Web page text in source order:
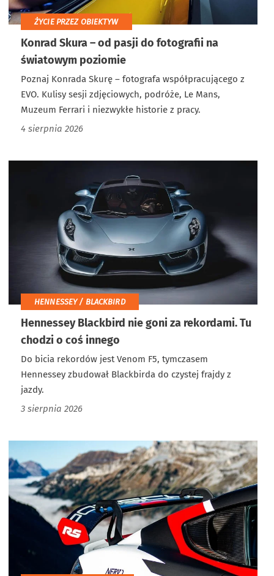
ŻYCIE PRZEZ OBIEKTYW
Konrad Skura – od pasji do fotografii na
światowym poziomie
Poznaj Konrada Skurę – fotografa współpracującego z
EVO. Kulisy sesji zdjęciowych, podróże, Le Mans,
Muzeum Ferrari i niezwykłe historie z pracy.
4 sierpnia 2026
HENNESSEY / BLACKBIRD
Hennessey Blackbird nie goni za rekordami. Tu
chodzi o coś innego
Do bicia rekordów jest Venom F5, tymczasem
Hennessey zbudował Blackbirda do czystej frajdy z
jazdy.
3 sierpnia 2026